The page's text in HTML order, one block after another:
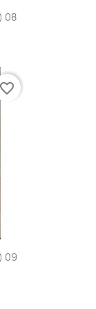
08
09
favorite_border